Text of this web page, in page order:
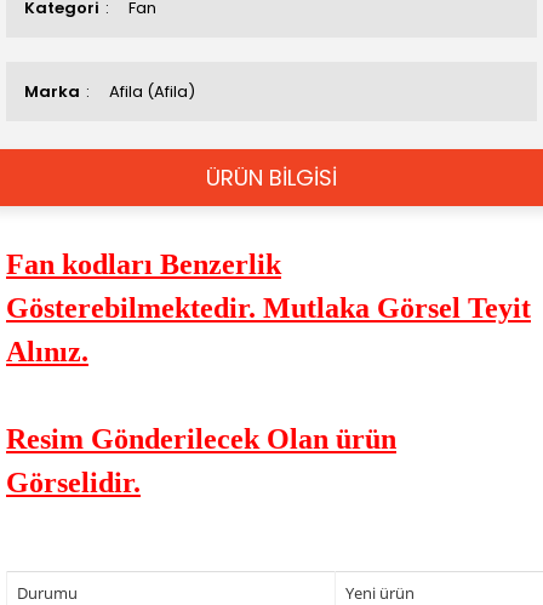
Kategori Fan
Marka Afila (Afila)
ÜRÜN BİLGİSİ
Fan kodları Benzerlik
Gösterebilmektedir. Mutlaka Görsel Teyit
Alınız.
Resim Gönderilecek Olan ürün
Görselidir.
Durumu
Yeni ürün